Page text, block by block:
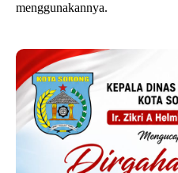
menggunakannya.